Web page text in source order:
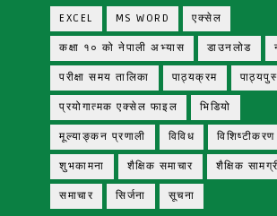
EXCEL MS WORD एक्सेल
कक्षा १० को नेपाली अभ्यास डाउनलोड
परीक्षा समय तालिका पाठ्यक्रम
प्रयोगात्मक एक्सेल फाइल भिडियो
मूल्याङ्कन प्रणाली विविध विशिष्टीकरण
शुभकामना शैक्षिक समाचार शैक्षिक
समाचार सिर्जना सूचना